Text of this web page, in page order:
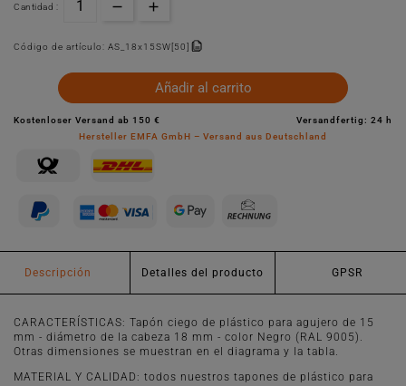
Cantidad :
Código de artículo: AS_18x15SW[50]
Añadir al carrito
Kostenloser Versand ab 150 €
Versandfertig: 24 h
Hersteller EMFA GmbH – Versand aus Deutschland
Descripción Detalles del producto GPSR
CARACTERÍSTICAS: Tapón ciego de plástico para agujero de 15
mm - diámetro de la cabeza 18 mm - color Negro (RAL 9005).
Otras dimensiones se muestran en el diagrama y la tabla.
MATERIAL Y CALIDAD: todos nuestros tapones de plástico para